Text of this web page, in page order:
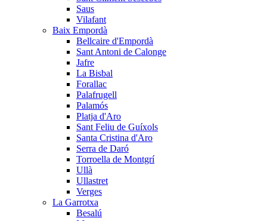
Saus
Vilafant
Baix Empordà
Bellcaire d'Empordà
Sant Antoni de Calonge
Jafre
La Bisbal
Forallac
Palafrugell
Palamós
Platja d'Aro
Sant Feliu de Guíxols
Santa Cristina d'Aro
Serra de Daró
Torroella de Montgrí
Ullà
Ullastret
Verges
La Garrotxa
Besalú